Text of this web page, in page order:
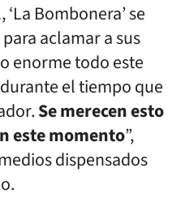
Bombonera’ se
aclamar a sus
enorme todo este
el tiempo que
Se merecen esto
este momento”,
dispensados